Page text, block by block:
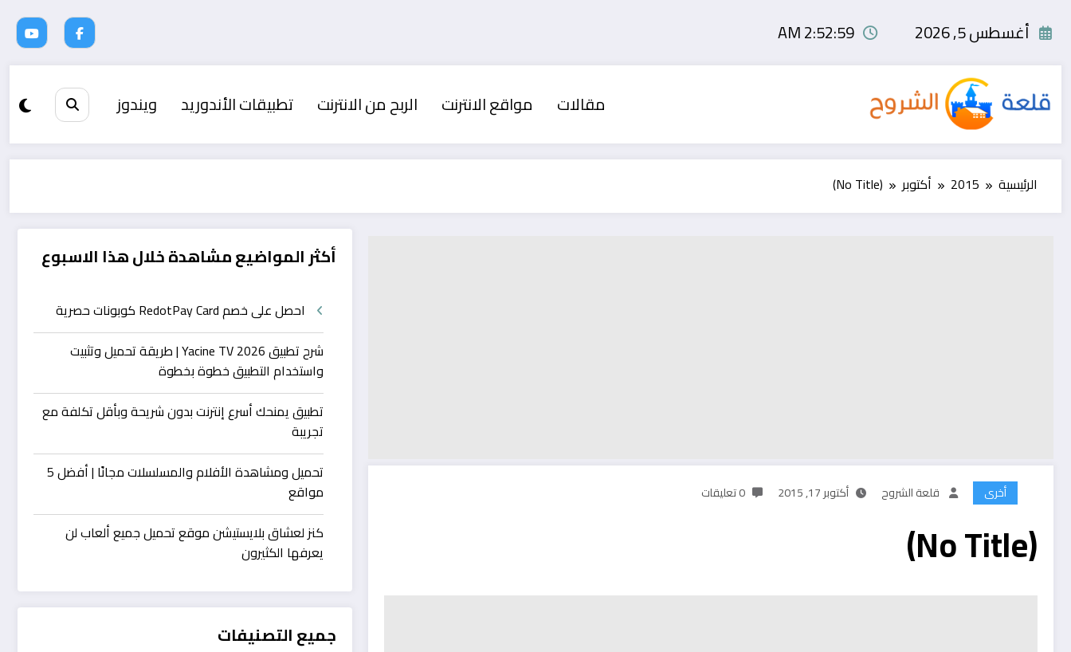
أغسطس 5, 2026 2:53:00 AM
مقالات مواقع الانترنت الربح من الانترنت تطبيقات الأندوريد ويندوز
الرئيسية 2015 أكتوبر (No Title)
أخرى قلعة الشروح أكتوبر 17, 2015 0 تعليقات
(No Title)
أكثر المواضيع مشاهدة خلال هذا الاسبوع
احصل على خصم RedotPay Card كوبونات حصرية
شرح تطبيق Yacine TV 2026 | طريقة تحميل وتثبيت
واستخدام التطبيق خطوة بخطوة
تطبيق يمنحك أسرع إنترنت بدون شريحة وبأقل تكلفة مع
تجريبة
تحميل ومشاهدة الأفلام والمسلسلات مجانًا | أفضل 5
مواقع
كنز لعشاق بلايستيشن موقع تحميل جميع ألعاب لن
يعرفها الكثيرون
جميع التصنيفات